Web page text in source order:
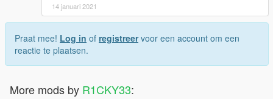
14 januari 2021
Praat mee! Log in of registreervoor een account om een
reactie te plaatsen.
More mods by R1CKY33: